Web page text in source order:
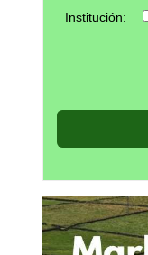
Institución: